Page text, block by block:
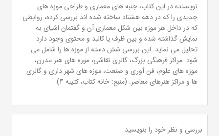
نویسنده در این کتاب، جنبه های معماری و طراحی موزه های
جدیدی را که در دهه هشتاد ساخته شده اند بررسی کرده، روابطی
که در داخل هر موزه بین شکل معماری آن و گفتمان اشیای به
نمایش گذاشته شده و بین ظرف یا کالبد و محتوی وجود دارد
تحلیل می نماید. این بررسی شش دسته از موزه ها را شامل می
شود: مراکز فرهنگی بزرگ، گالری نقاشی، موزه های هنر مدرن،
موزه های علوم، فن آوری و صنعت، موزه های شهر داری و گالری
ها و مراکز هنرهای معاصر. (منبع: خانه کتاب، کتیبه 4)
بررسی و نظر خود را بنویسید